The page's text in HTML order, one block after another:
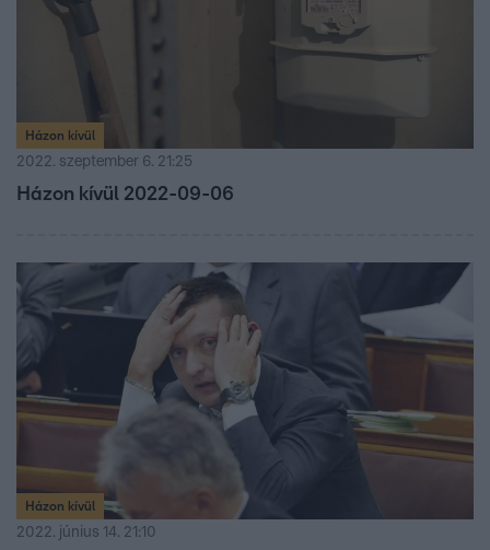
Házon kívül
2022. szeptember 6. 21:25
Házon kívül 2022-09-06
Házon kívül
2022. június 14. 21:10